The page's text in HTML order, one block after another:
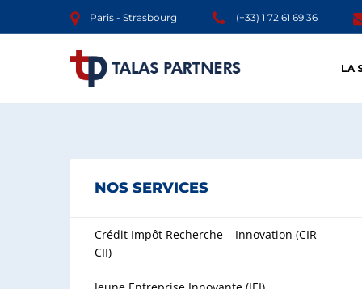
Paris - Strasbourg (+33) 1 72 61 69 36
LA
NOS SERVICES
Crédit Impôt Recherche – Innovation (CIR-
CII)